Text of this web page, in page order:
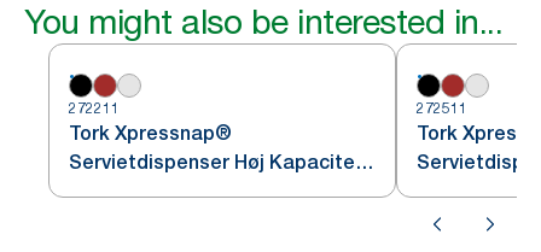
You might also be interested in...
272211
Tork Xpressnap®
Servietdispenser Høj Kapacitet,
Sort N4
272511
Tork